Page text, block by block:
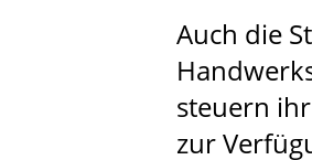
Auch die
steuern
zur